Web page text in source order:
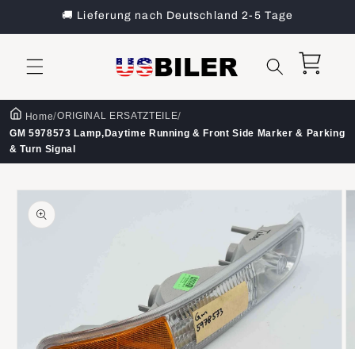
Inhalt
🚚 Lieferung nach Deutschland 2-5 Tage
Warenkorb
Home/ORIGINAL ERSATZTEILE/
GM 5978573 Lamp,Daytime Running & Front Side Marker & Parking
& Turn Signal